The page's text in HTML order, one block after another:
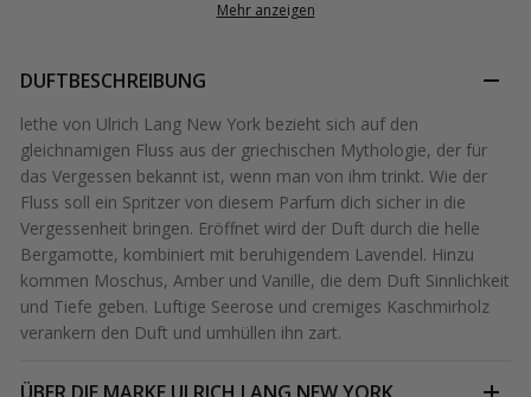
Mehr anzeigen
DUFTBESCHREIBUNG
lethe von Ulrich Lang New York bezieht sich auf den
gleichnamigen Fluss aus der griechischen Mythologie, der für
das Vergessen bekannt ist, wenn man von ihm trinkt. Wie der
Fluss soll ein Spritzer von diesem Parfum dich sicher in die
Vergessenheit bringen. Eröffnet wird der Duft durch die helle
Bergamotte, kombiniert mit beruhigendem Lavendel. Hinzu
kommen Moschus, Amber und Vanille, die dem Duft Sinnlichkeit
und Tiefe geben. Luftige Seerose und cremiges Kaschmirholz
verankern den Duft und umhüllen ihn zart.